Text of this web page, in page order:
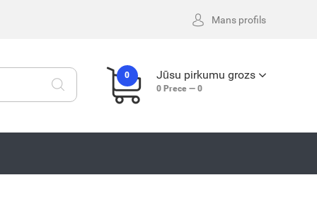
Mans profils
0 Jūsu pirkumu grozs
0 Prece — 0